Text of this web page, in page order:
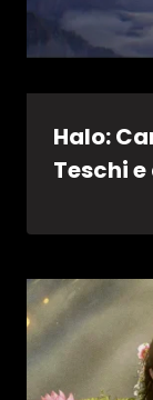
Halo:
Teschi